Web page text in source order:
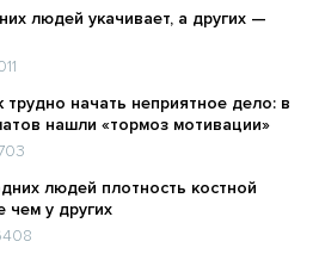
людей укачивает, а других —
трудно начать неприятное дело: в
нашли «тормоз мотивации»
людей плотность костной
чем у других